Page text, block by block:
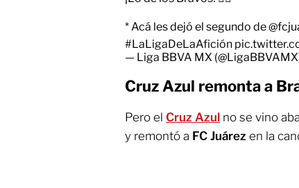
* Acá les dejó el segundo de
#LaLigaDeLaAfición
— Liga BBVA MX
Cruz Azul remonta a
Pero el Cruz Azul no se vino
y remontó a FC Juárez en la